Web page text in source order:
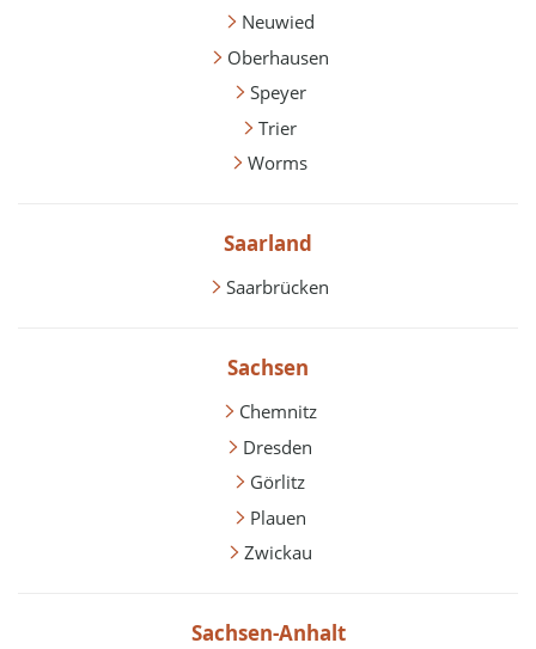
Neuwied
Oberhausen
Speyer
Trier
Worms
Saarland
Saarbrücken
Sachsen
Chemnitz
Dresden
Görlitz
Plauen
Zwickau
Sachsen-Anhalt